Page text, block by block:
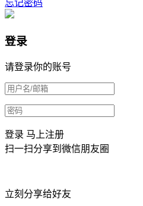
忘记密码
登录
请登录你的账号
登录 马上注册
扫一扫分享到微信朋友圈
立刻分享给好友